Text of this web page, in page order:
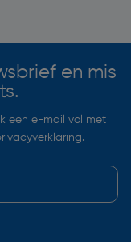
en mis
een e-mail vol met
.